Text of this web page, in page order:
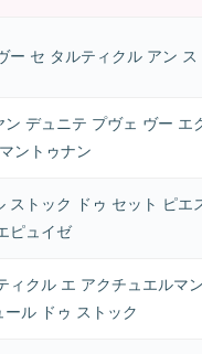
ー セ タルティクル アン ス
ン デュニテ プヴェ ヴー エ
ントゥナン
ストック ドゥ セット ピエ
ピュイゼ
ィクル エ アクチュエルマ
ール ドゥ ストック